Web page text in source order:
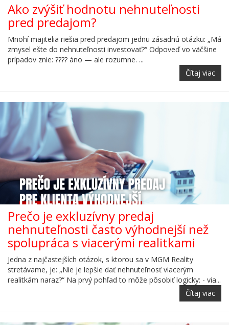
Ako zvýšiť hodnotu nehnuteľnosti
pred predajom?
Mnohí majitelia riešia pred predajom jednu zásadnú otázku: „Má
zmysel ešte do nehnuteľnosti investovať?“ Odpoveď vo väčšine
prípadov znie: ???? áno — ale rozumne. ...
Čítaj viac
Prečo je exkluzívny predaj
nehnuteľnosti často výhodnejší než
spolupráca s viacerými realitkami
Jedna z najčastejších otázok, s ktorou sa v MGM Reality
stretávame, je: „Nie je lepšie dať nehnuteľnosť viacerým
realitkám naraz?“ Na prvý pohľad to môže pôsobiť logicky: - via...
Čítaj viac